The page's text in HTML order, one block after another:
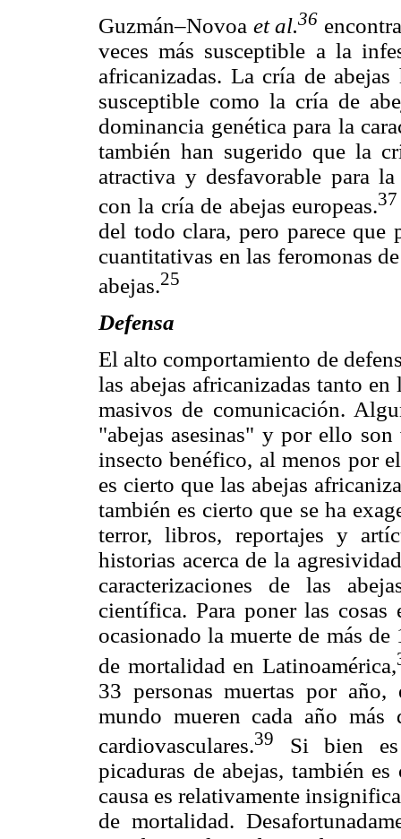
Guzmán–Novoa et al.36
veces más susceptible a la
africanizadas. La cría de
susceptible como la cría de
dominancia genética para la
también han sugerido que la
atractiva y desfavorable para
con la cría de abejas europeas.37
del todo clara, pero parece que
cuantitativas en las feromonas
abejas.25
Defensa
El alto comportamiento de
las abejas africanizadas tanto
masivos de comunicación.
"abejas asesinas" y por ello
insecto benéfico, al menos por
es cierto que las abejas
también es cierto que se ha
terror, libros, reportajes y
historias acerca de la
caracterizaciones de las
científica. Para poner las cosas
ocasionado la muerte de más
de mortalidad en Latinoamérica,
33 personas muertas por
mundo mueren cada año más
cardiovasculares.39
Si bien es
picaduras de abejas, también
causa es relativamente
de mortalidad.